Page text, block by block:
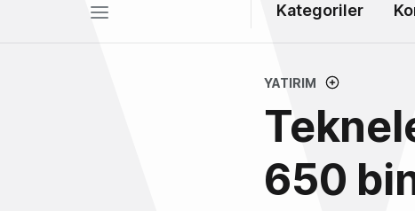
Kategoriler
YATIRIM
650